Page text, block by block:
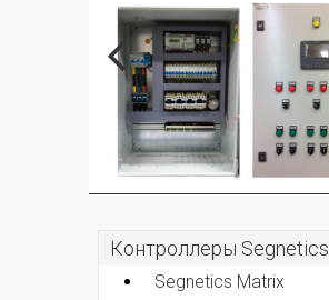
Контроллеры Segnetics
Segnetics Matrix